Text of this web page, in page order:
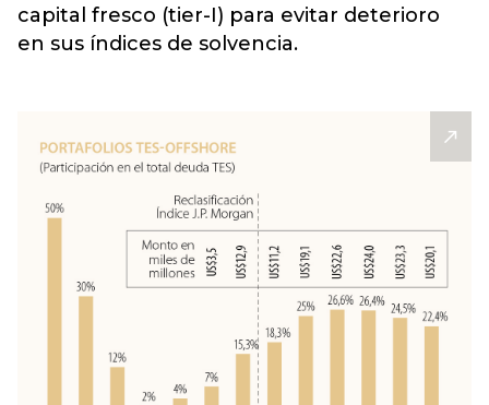
capital fresco (tier-I) para evitar deterioro
en sus índices de solvencia.